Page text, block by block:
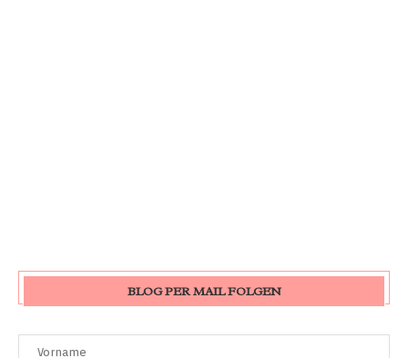
BLOG PER MAIL FOLGEN